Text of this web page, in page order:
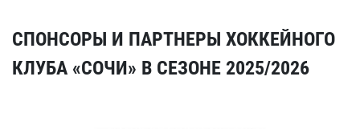
СПОНСОРЫ И ПАРТНЕРЫ ХОККЕЙНОГО
КЛУБА «СОЧИ» В СЕЗОНЕ 2025/2026